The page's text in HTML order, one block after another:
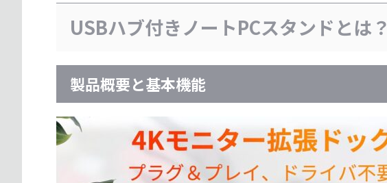
USBハブ付きノートPCスタンドとは？
製品概要と基本機能